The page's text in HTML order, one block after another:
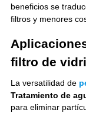
beneficios se
filtros y menores
filtro de
La versatilidad de
Tratamiento de
para eliminar